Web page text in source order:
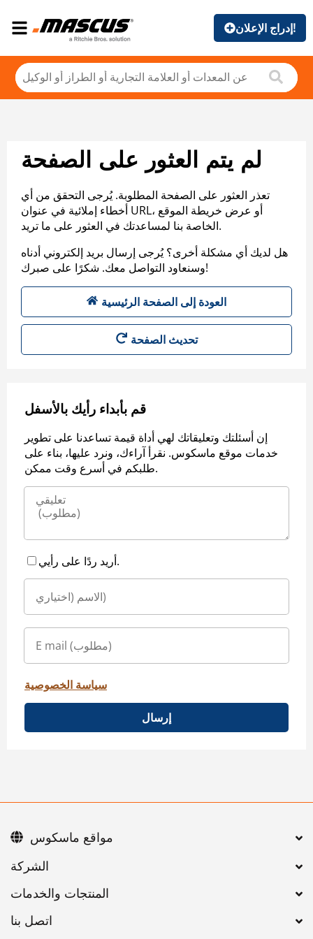
إدراج الإعلان!
لم يتم العثور على الصفحة
تعذر العثور على الصفحة المطلوبة. يُرجى التحقق من أي
أخطاء إملائية في عنوان URL، أو عرض خريطة الموقع
الخاصة بنا لمساعدتك في العثور على ما تريد.
هل لديك أي مشكلة أخرى؟ يُرجى إرسال بريد إلكتروني أدناه
وسنعاود التواصل معك. شكرًا على صبرك!
العودة إلى الصفحة الرئيسية
تحديث الصفحة
قم بأبداء رأيك بالأسفل
إن أسئلتك وتعليقاتك لهي أداة قيمة تساعدنا على تطوير
خدمات موقع ماسكوس. نقرأ آراءك، ونرد عليها، بناء على
طلبكم في أسرع وقت ممكن.
أريد ردًا على رأيي.
سياسة الخصوصية
إرسال
اتصل بنا
مواقع ماسكوس